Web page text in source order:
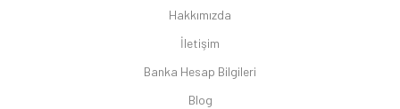
Hakkımızda
İletişim
Banka Hesap Bilgileri
Blog